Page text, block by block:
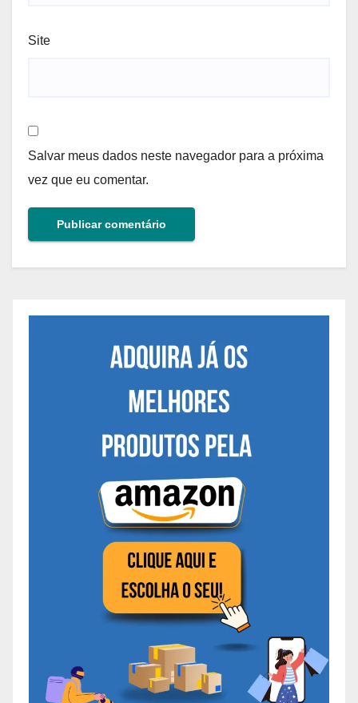
Site
Salvar meus dados neste navegador para a próxima
vez que eu comentar.